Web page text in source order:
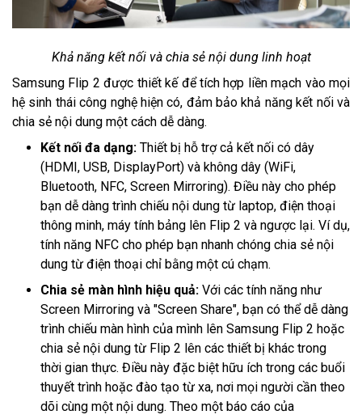
Khả năng kết nối và chia sẻ nội dung linh hoạt
Samsung Flip 2 được thiết kế để tích hợp liền mạch vào mọi
hệ sinh thái công nghệ hiện có, đảm bảo khả năng kết nối và
chia sẻ nội dung một cách dễ dàng.
Kết nối đa dạng: Thiết bị hỗ trợ cả kết nối có dây
(HDMI, USB, DisplayPort) và không dây (WiFi,
Bluetooth, NFC, Screen Mirroring). Điều này cho phép
bạn dễ dàng trình chiếu nội dung từ laptop, điện thoại
thông minh, máy tính bảng lên Flip 2 và ngược lại. Ví dụ,
tính năng NFC cho phép bạn nhanh chóng chia sẻ nội
dung từ điện thoại chỉ bằng một cú chạm.
Chia sẻ màn hình hiệu quả: Với các tính năng như
Screen Mirroring và "Screen Share", bạn có thể dễ dàng
trình chiếu màn hình của mình lên Samsung Flip 2 hoặc
chia sẻ nội dung từ Flip 2 lên các thiết bị khác trong
thời gian thực. Điều này đặc biệt hữu ích trong các buổi
thuyết trình hoặc đào tạo từ xa, nơi mọi người cần theo
dõi cùng một nội dung. Theo một báo cáo của